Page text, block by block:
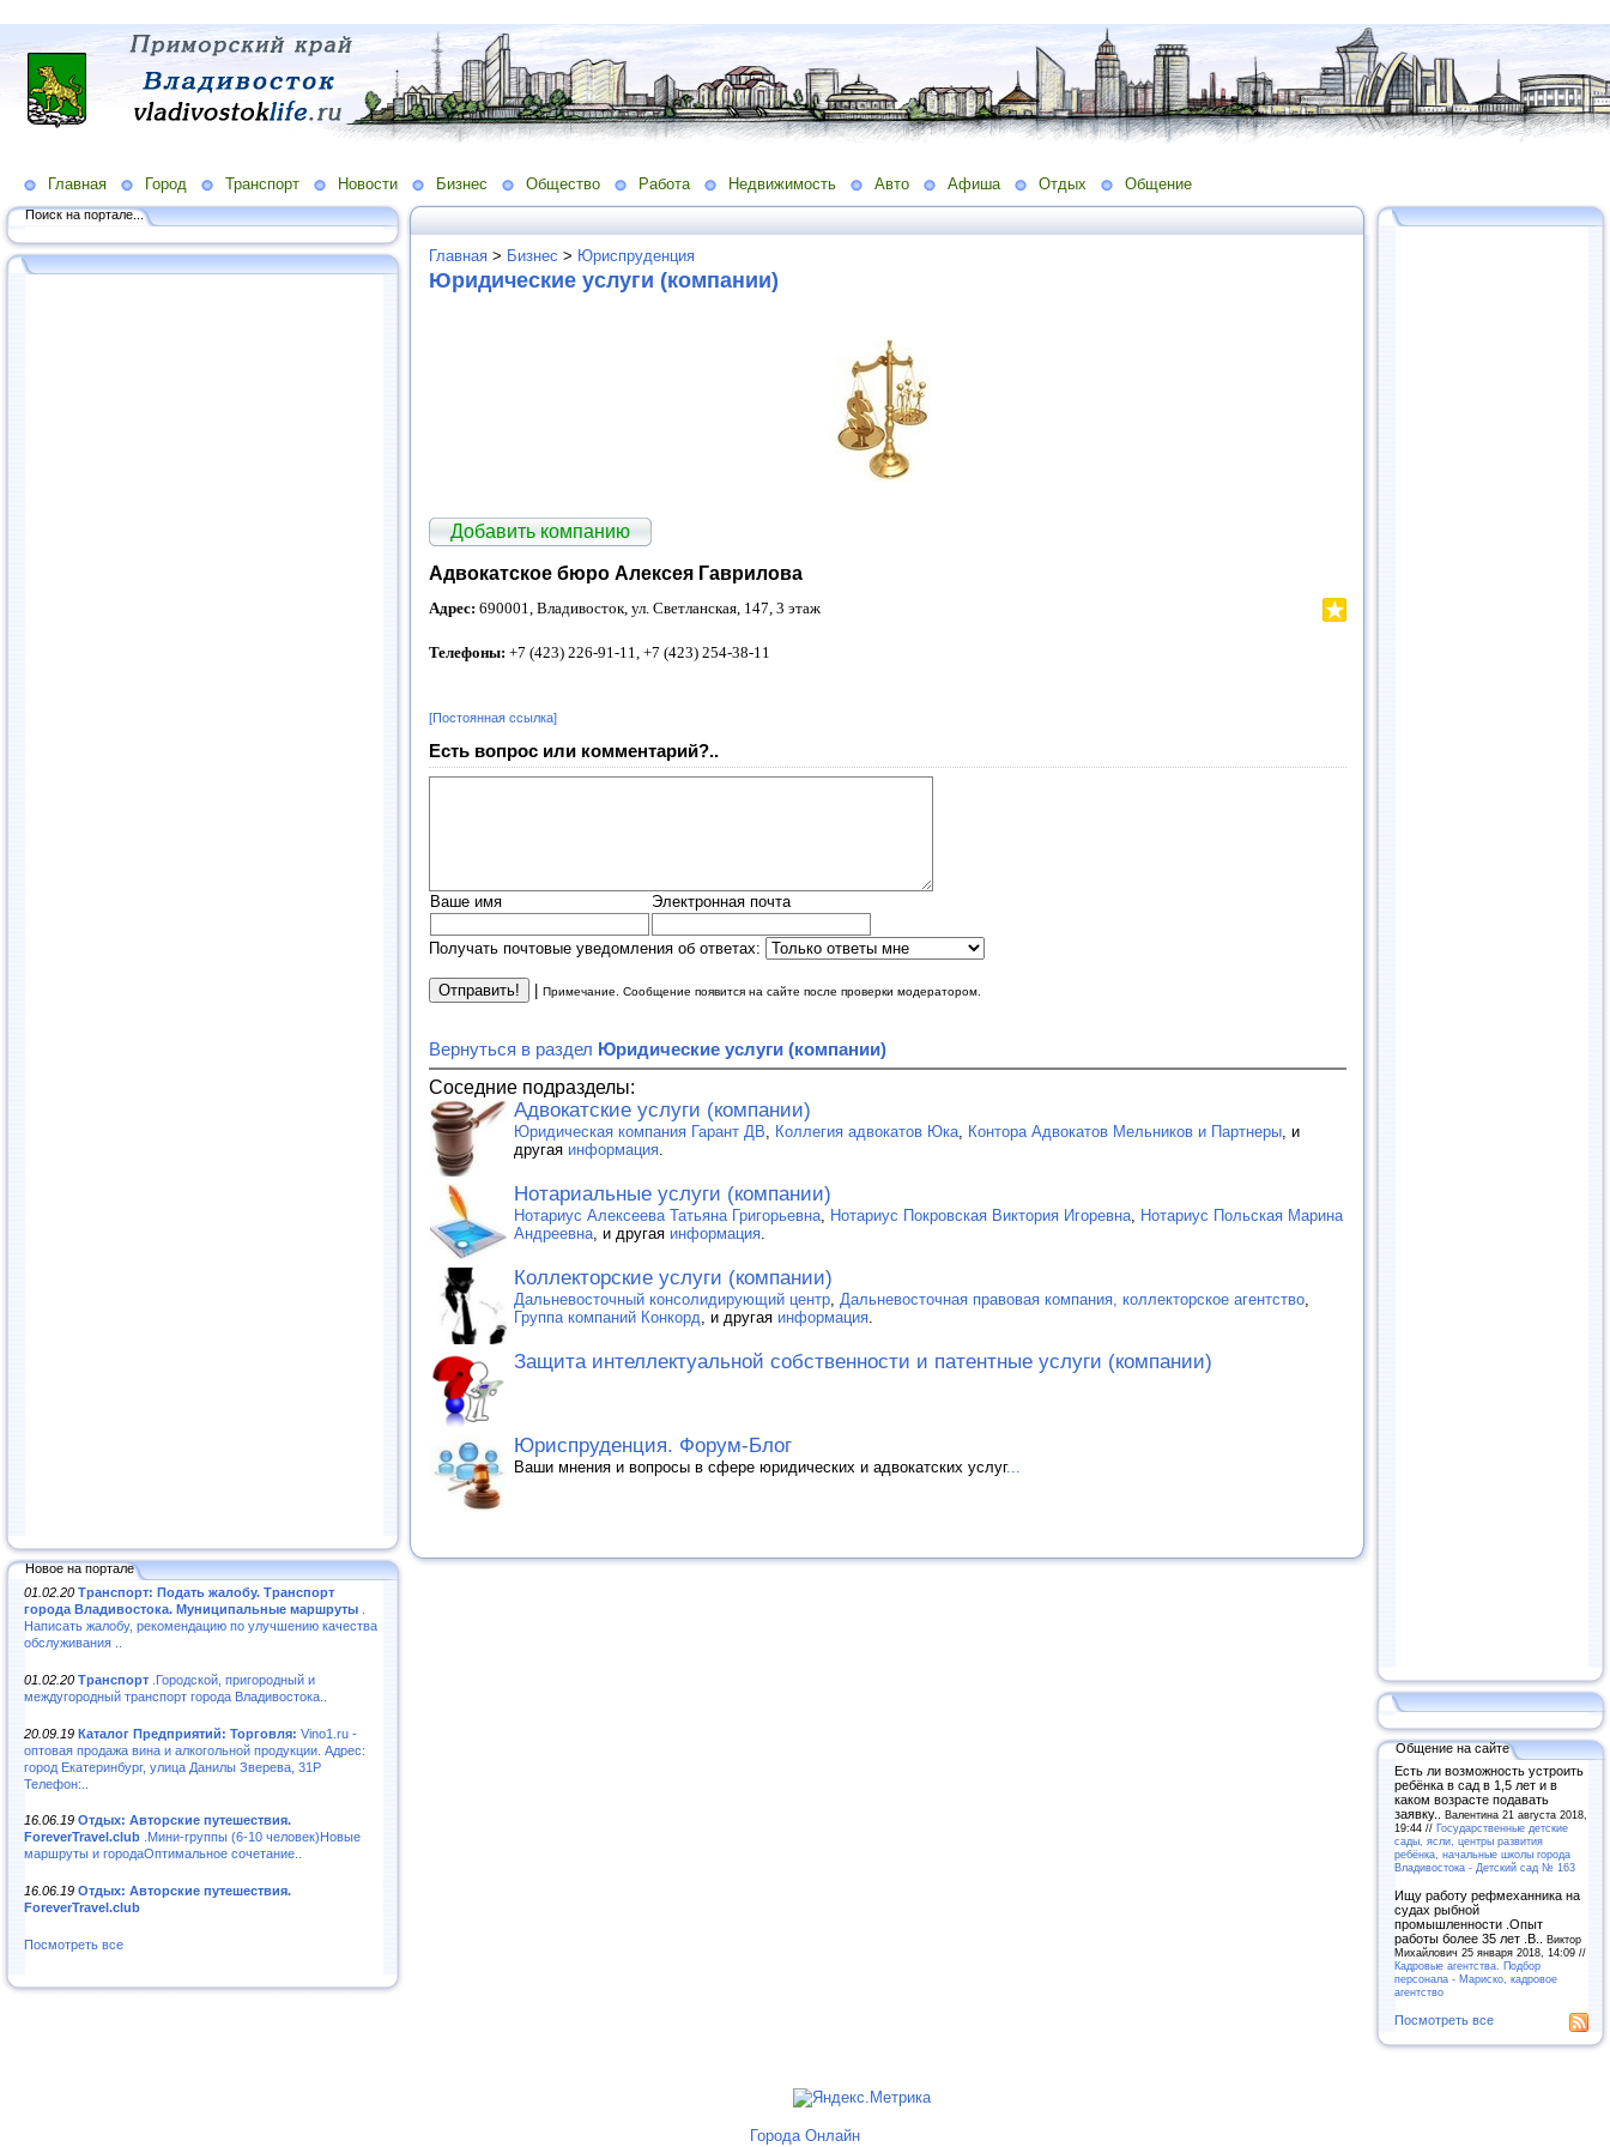
Главная Город Транспорт Новости Бизнес Общество Работа Недвижимость Авто Афиша Отдых Общение
Поиск на портале...
Новое на портале
01.02.20 Транспорт: Подать жалобу. Транспорт
города Владивостока. Муниципальные маршруты
Написать жалобу, рекомендацию по улучшению качества
обслуживания ..
01.02.20 Транспорт .Городской, пригородный и
междугородный транспорт города Владивостока..
20.09.19 Каталог Предприятий: Торговля: Vino1.ru -
оптовая продажа вина и алкогольной продукции. Адрес:
город Екатеринбург, улица Данилы Зверева, 31Р
Телефон:..
16.06.19 Отдых: Авторские путешествия.
ForeverTravel.club .Мини-группы (6-10 человек)Новые
маршруты и городаОптимальное сочетание..
16.06.19 Отдых: Авторские путешествия.
ForeverTravel.club
Посмотреть все
Главная > Бизнес > Юриспруденция
Юридические услуги (компании)
Добавить компанию
Адвокатское бюро Алексея Гаврилова
Адрес: 690001, Владивосток, ул. Светланская, 147, 3 этаж
Телефоны: +7 (423) 226-91-11, +7 (423) 254-38-11
[Постоянная ссылка]
Есть вопрос или комментарий?..
Ваше имя Электронная почта
Получать почтовые уведомления об ответах:
Примечание. Сообщение появится на сайте после проверки модератором.
Вернуться в раздел Юридические услуги (компании)
Соседние подразделы:
Адвокатские услуги (компании)
Юридическая компания Гарант ДВ, Коллегия адвокатов Юка, Контора Адвокатов Мельников и Партнеры, и
другая информация.
Нотариальные услуги (компании)
Нотариус Алексеева Татьяна Григорьевна, Нотариус Покровская Виктория Игоревна, Нотариус Польская Марина
Андреевна, и другая информация.
Коллекторские услуги (компании)
Дальневосточный консолидирующий центр, Дальневосточная правовая компания, коллекторское агентство,
Группа компаний Конкорд, и другая информация.
Защита интеллектуальной собственности и патентные услуги (компании)
Юриспруденция. Форум-Блог
Ваши мнения и вопросы в сфере юридических и адвокатских услуг...
Общение на сайте
Есть ли возможность устроить
ребёнка в сад в 1,5 лет и в
каком возрасте подавать
заявку.. Валентина 21 августа 2018,
19:44 // Государственные детские
сады, ясли, центры развития
ребёнка, начальные школы города
Владивостока - Детский сад № 163
Ищу работу рефмеханника на
судах рыбной
промышленности .Опыт
работы более 35 лет .В.. Виктор
Михайлович 25 января 2018, 14:09 //
Кадровые агентства. Подбор
персонала - Мариско, кадровое
агентство
Посмотреть все
Города Онлайн